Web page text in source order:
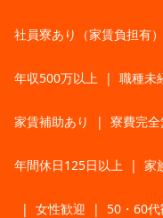
社員寮あり（家賃負担有）
年収500万以上 | 職種未
家賃補助あり | 寮費完
年間休日125日以上 | 家
| 女性歓迎 | 50・60代